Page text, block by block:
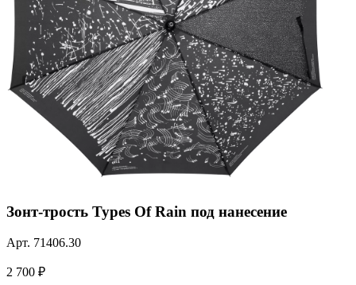
Зонт-трость Types Of Rain под нанесение
Арт. 71406.30
2 700 ₽